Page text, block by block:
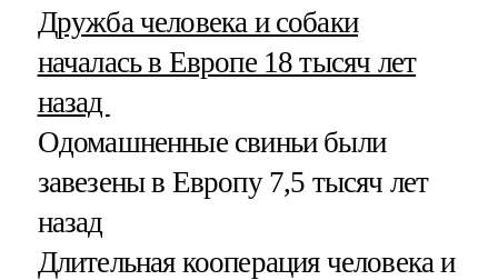
Дружба человека и собаки
началась в Европе 18 тысяч лет
назад
Одомашненные свиньи были
завезены в Европу 7,5 тысяч лет
назад
Длительная кооперация человека и